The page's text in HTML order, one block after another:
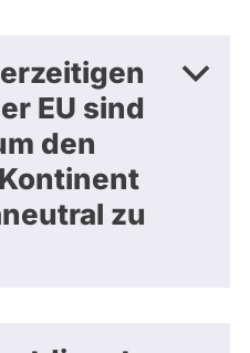
EU sind
den
zu